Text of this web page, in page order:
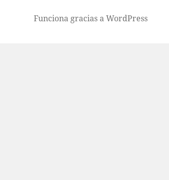
Funciona gracias a WordPress